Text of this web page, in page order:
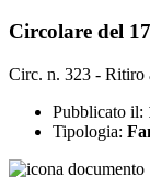
Circolare del
Circ. n. 323 - Ritiro
Pubblicato il:
Tipologia: